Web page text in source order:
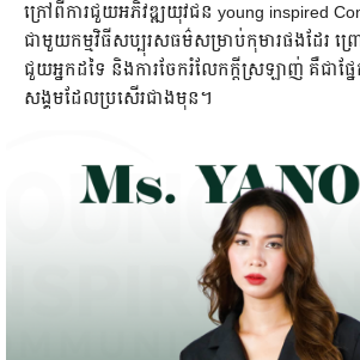
ក្រៅពីការជួយអភិវឌ្ឍយុវជន young inspired
ជាមួយកម្មវិធីសប្បុរសធម៌សម្រាប់កុមារផងដែរ ព្រ
ជួយអ្នកដទៃ និងការចែករំលែកក្តីស្រឡាញ់ គឺជាផ្ន
សង្គមដែលប្រសើរជាងមុន។